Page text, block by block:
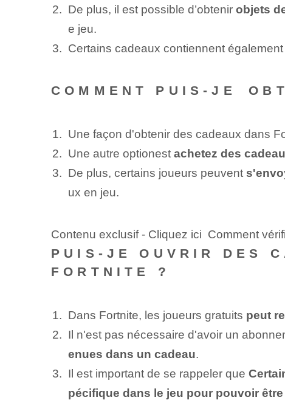
De plus, ‌il est​ possible​ d’obtenir objets
e jeu.
Certains cadeaux contiennent également
COMMENT PUIS-JE
Une façon d'obtenir des cadeaux dans
Une autre option⁢est⁢ achetez des
De plus, certains joueurs peuvent
ux en jeu.
Contenu exclusif - Cliquez ici Comment
PUIS-JE OUVRIR DES
FORTNITE ?
Dans Fortnite, les ‌joueurs gratuits peut
Il n'est pas nécessaire d'avoir un
enues dans un cadeau.
Il est important de se rappeler que⁢
pécifique dans le jeu pour pouvoir